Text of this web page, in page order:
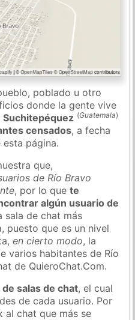
poblado u otro
donde la gente vive
Suchitepéquez (Guatemala)
censados, a fecha
página.
que,
de Río Bravo
, por lo quete
algún usuario de
sala de chat más
puesto que es un nivel
en cierto modo, la
varios habitantes de Río
de QuieroChat.Com.
salas de chat, el cual
de cada usuario. Por
al chat que más se